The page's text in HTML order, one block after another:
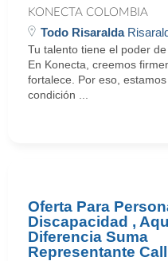
KONECTA COLOMBIA
Todo Risaralda
Tu talento tiene el poder
En Konecta, creemos
fortalece. Por eso,
condición ...
Oferta Para
Discapacidad ,
Diferencia Suma
Representante